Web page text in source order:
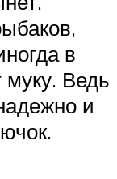
в
Ведь
и